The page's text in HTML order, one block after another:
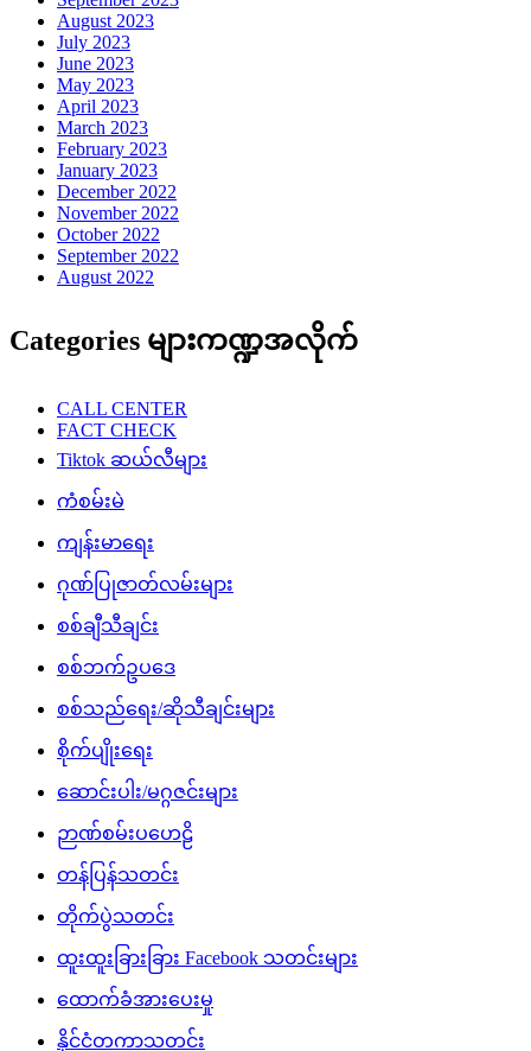
August 2023
July 2023
June 2023
May 2023
April 2023
March 2023
February 2023
January 2023
December 2022
November 2022
October 2022
September 2022
August 2022
Categories များကဏ္ဍအလိုက်
CALL CENTER
FACT CHECK
Tiktok ဆယ်လီများ
ကံစမ်းမဲ
ကျန်းမာရေး
ဂုဏ်ပြုဇာတ်လမ်းများ
စစ်ချီသီချင်း
စစ်ဘက်ဥပဒေ
စစ်သည်ရေး/ဆိုသီချင်းများ
စိုက်ပျိုးရေး
ဆောင်းပါး/မဂ္ဂဇင်းများ
ဉာဏ်စမ်းပဟေဠိ
တန်ပြန်သတင်း
တိုက်ပွဲသတင်း
ထူးထူးခြားခြား Facebook သတင်းများ
ထောက်ခံအားပေးမှု
နိုင်ငံတကာသတင်း